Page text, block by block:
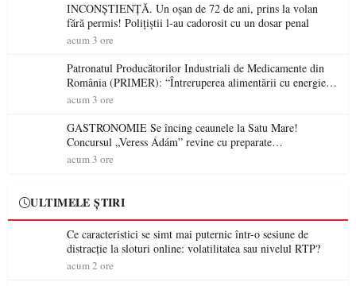
INCONȘTIENȚĂ. Un oșan de 72 de ani, prins la volan
fără permis! Polițiștii l-au cadorosit cu un dosar penal
acum 3 ore
Patronatul Producătorilor Industriali de Medicamente din
România (PRIMER): “Întreruperea alimentării cu energie
electrică a fabricilor de medicamente va pune în pericol
acum 3 ore
GASTRONOMIE Se încing ceaunele la Satu Mare!
Concursul „Veress Ádám” revine cu preparate
spectaculoase, premii și un jurat de renume
acum 3 ore
ULTIMELE ȘTIRI
Ce caracteristici se simt mai puternic într-o sesiune de
distracție la sloturi online: volatilitatea sau nivelul RTP?
acum 2 ore